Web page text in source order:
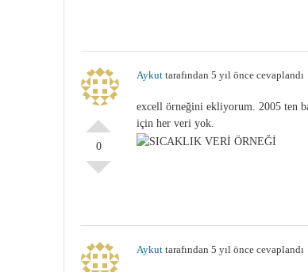
0
Aykut tarafından 5 yıl önce cevaplandı
excell örneğini ekliyorum. 2005 ten
için her veri yok.
Aykut tarafından 5 yıl önce cevaplandı